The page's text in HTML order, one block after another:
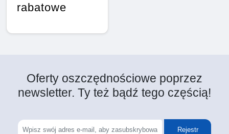
rabatowe
Oferty oszczędnościowe poprzez
newsletter. Ty też bądź tego częścią!
Rejestr